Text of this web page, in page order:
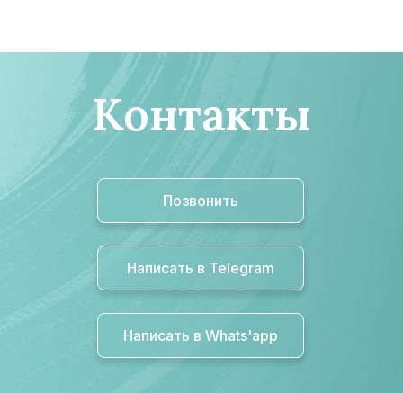
Позвонить
Написать в Telegram
Написать в Whats'app
Контакты